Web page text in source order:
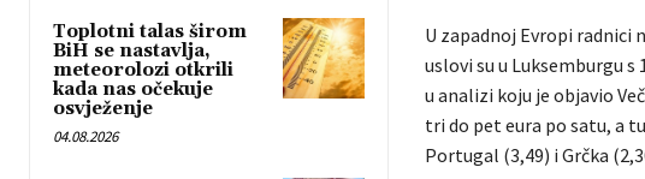
Toplotni talas širom
BiH se nastavlja,
meteorolozi otkrili
kada nas očekuje
osvježenje
04.08.2026
U zapadnoj Evropi radnici
uslovi su u Luksemburgu s
u analizi koju je objavio
tri do pet eura po satu, a
Portugal (3,49) i Grčka